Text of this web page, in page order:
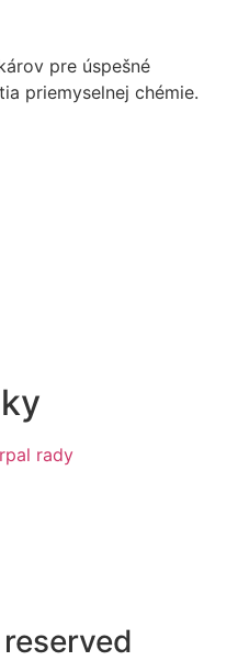
pre úspešné
priemyselnej chémie.
rady